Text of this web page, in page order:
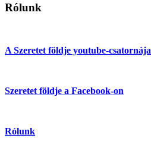
Rólunk
A Szeretet földje youtube-csatornája
Szeretet földje a Facebook-on
Rólunk